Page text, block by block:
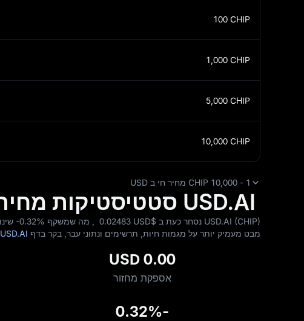
100 CHIP
1,000 CHIP
5,000 CHIP
10,000 CHIP
1 - 10,000 CHIP מחיר חי ב USD
USD.AI סטטיסטיקות מחירים ושוק ב דולר ארה"ב
USD.AI (CHIP) נסחר כעת ב $‎ 0.02483 USD , מה שמשקף -0.32%
מבט מעמיק יותר על מגמות חיות, תרשימים ונתוני עבר, בקר בדף USD.AI המחיר
0.00 USD
אספקת מחזור
-0.32%